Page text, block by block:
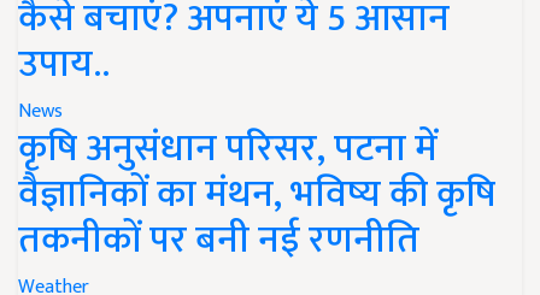
कैसे बचाएं? अपनाएं ये 5 आसान
उपाय..
News
कृषि अनुसंधान परिसर, पटना में
वैज्ञानिकों का मंथन, भविष्य की कृषि
तकनीकों पर बनी नई रणनीति
Weather